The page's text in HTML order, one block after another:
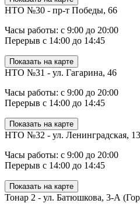
НТО №30 - пр-т Победы, 66
Часы работы: с 9:00 до 20:00
Перерыв с 14:00 до 14:45
Показать на карте
НТО №31 - ул. Гагарина, 46
Часы работы: с 9:00 до 20:00
Перерыв с 14:00 до 14:45
Показать на карте
НТО №32 - ул. Ленинградская,
Часы работы: с 9:00 до 20:00
Перерыв с 14:00 до 14:45
Показать на карте
Тонар 2 - ул. Батюшкова, 3-А